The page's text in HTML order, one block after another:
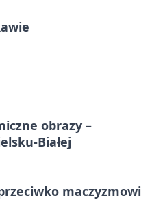
Miasta Bielska-
obrazy –
Białej
maczyzmowi